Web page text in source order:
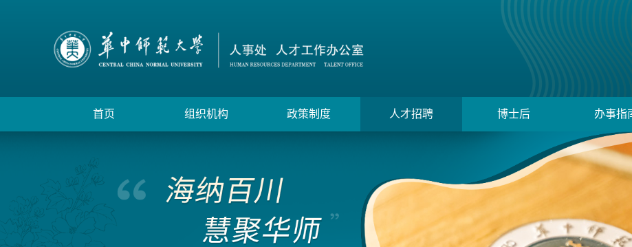
首页 组织机构 政策制度 人才招聘 博士后 办事指